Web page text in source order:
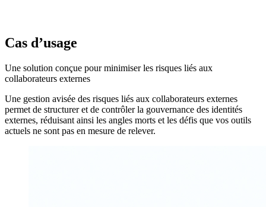
Cas d’usage
Une solution conçue pour minimiser les risques liés aux
collaborateurs externes
Une gestion avisée des risques liés aux collaborateurs externes
permet de structurer et de contrôler la gouvernance des identités
externes, réduisant ainsi les angles morts et les défis que vos outils
actuels ne sont pas en mesure de relever.